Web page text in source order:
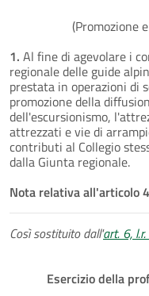
(Promozione
1. Al fine di agevolare i
regionale delle guide
prestata in operazioni di
promozione della
dell'escursionismo,
attrezzati e vie di
contributi al Collegio
dalla Giunta regionale.
Nota relativa all'articolo
Così sostituito dall'art. 6,
Esercizio della